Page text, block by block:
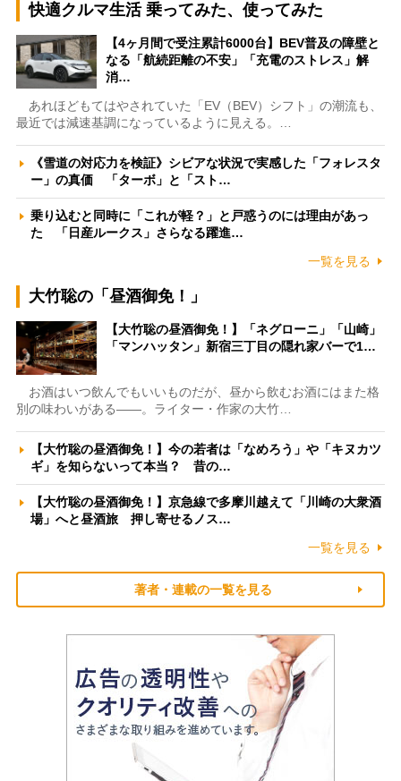
快適クルマ生活 乗ってみた、使ってみた
【4ヶ月間で受注累計6000台】BEV普及の障壁と
なる「航続距離の不安」「充電のストレス」解
消…
あれほどもてはやされていた「EV（BEV）シフト」の潮流も、
最近では減速基調になっているように見える。…
《雪道の対応力を検証》シビアな状況で実感した「フォレスタ
ー」の真価 「ターボ」と「スト…
乗り込むと同時に「これが軽？」と戸惑うのには理由があっ
た 「日産ルークス」さらなる躍進…
一覧を見る
大竹聡の「昼酒御免！」
【大竹聡の昼酒御免！】「ネグローニ」「山崎」
「マンハッタン」新宿三丁目の隠れ家バーで1…
お酒はいつ飲んでもいいものだが、昼から飲むお酒にはまた格
別の味わいがある――。ライター・作家の大竹…
【大竹聡の昼酒御免！】今の若者は「なめろう」や「キヌカツ
ギ」を知らないって本当？ 昔の…
【大竹聡の昼酒御免！】京急線で多摩川越えて「川崎の大衆酒
場」へと昼酒旅 押し寄せるノス…
一覧を見る
著者・連載の一覧を見る